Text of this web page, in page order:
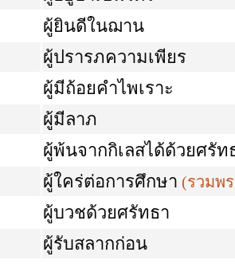
ผู้ยินดีในฌาน
ผู้ปรารภความเพียร
ผู้มีถ้อยคำไพเราะ
ผู้มีลาภ
ผู้พ้นจากกิเลสได้ด้วยศรัท
ผู้ใคร่ต่อการศึกษา (รวมพ
ผู้บวชด้วยศรัทธา
ผู้รับสลากก่อน